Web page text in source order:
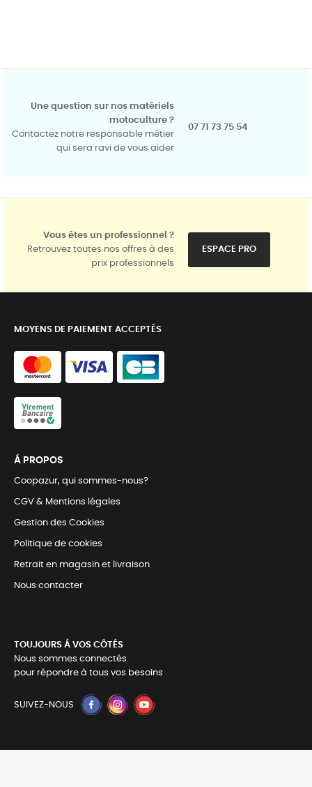
Une question sur nos matériels
motoculture ?
Contactez notre responsable métier
qui sera ravi de vous aider
07 71 73 75 54
Vous êtes un professionnel ?
Retrouvez toutes nos offres à des
prix professionnels
ESPACE PRO
MOYENS DE PAIEMENT ACCEPTÉS
Á PROPOS
Coopazur, qui sommes-nous?
CGV & Mentions légales
Gestion des Cookies
Politique de cookies
Retrait en magasin et livraison
Nous contacter
TOUJOURS Á VOS CÔTÉS
Nous sommes connectés
pour répondre à tous vos besoins
SUIVEZ-NOUS